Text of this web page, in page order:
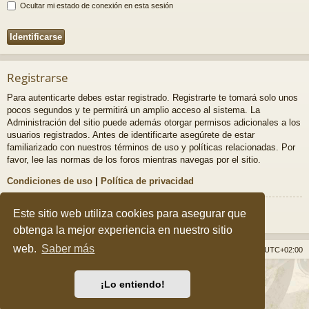
Este sitio web utiliza cookies para asegurar que
obtenga la mejor experiencia en nuestro sitio
web. Saber más
¡Lo entiendo!
Ocultar mi estado de conexión en esta sesión
Registrarse
Para autenticarte debes estar registrado. Registrarte te tomará solo unos
pocos segundos y te permitirá un amplio acceso al sistema. La
Administración del sitio puede además otorgar permisos adicionales a los
usuarios registrados. Antes de identificarte asegúrete de estar
familiarizado con nuestros términos de uso y políticas relacionadas. Por
favor, lee las normas de los foros mientras navegas por el sitio.
Condiciones de uso | Política de privacidad
Registrarse
Índice general UTC+02:00
Desarrollado porphpBB® Forum Software © phpBB Limited
Style porArty&
phpBB España